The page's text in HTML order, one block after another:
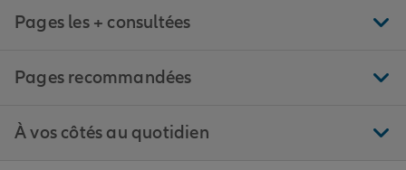
Pages les + consultées
Pages recommandées
À vos côtés au quotidien